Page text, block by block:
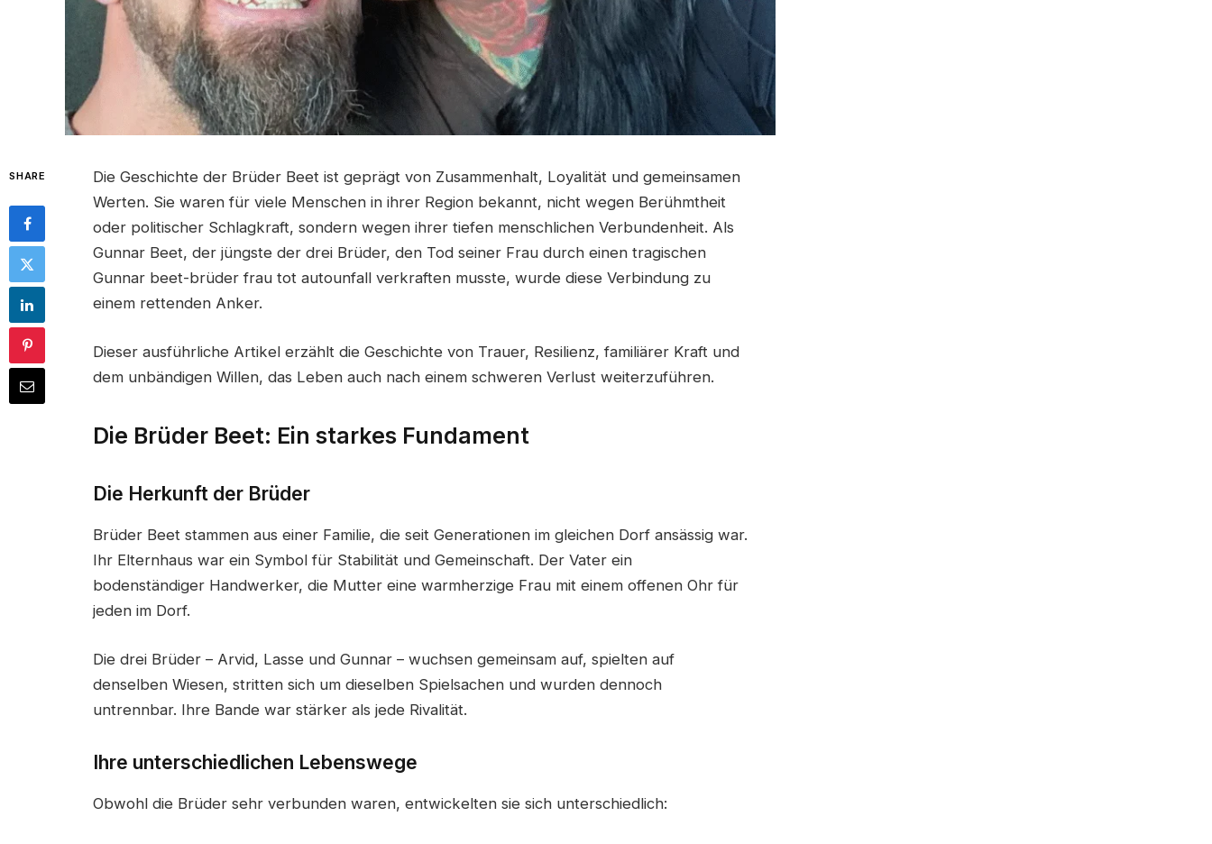
SHARE
Die Geschichte der Brüder Beet ist geprägt von Zusammenhalt, Loyalität und gemeinsamen
Werten. Sie waren für viele Menschen in ihrer Region bekannt, nicht wegen Berühmtheit
oder politischer Schlagkraft, sondern wegen ihrer tiefen menschlichen Verbundenheit. Als
Gunnar Beet, der jüngste der drei Brüder, den Tod seiner Frau durch einen tragischen
Gunnar beet-brüder frau tot autounfall verkraften musste, wurde diese Verbindung zu
einem rettenden Anker.
Dieser ausführliche Artikel erzählt die Geschichte von Trauer, Resilienz, familiärer Kraft und
dem unbändigen Willen, das Leben auch nach einem schweren Verlust weiterzuführen.
Die Brüder Beet: Ein starkes Fundament
Die Herkunft der Brüder
Brüder Beet stammen aus einer Familie, die seit Generationen im gleichen Dorf ansässig war.
Ihr Elternhaus war ein Symbol für Stabilität und Gemeinschaft. Der Vater ein
bodenständiger Handwerker, die Mutter eine warmherzige Frau mit einem offenen Ohr für
jeden im Dorf.
Die drei Brüder – Arvid, Lasse und Gunnar – wuchsen gemeinsam auf, spielten auf
denselben Wiesen, stritten sich um dieselben Spielsachen und wurden dennoch
untrennbar. Ihre Bande war stärker als jede Rivalität.
Ihre unterschiedlichen Lebenswege
Obwohl die Brüder sehr verbunden waren, entwickelten sie sich unterschiedlich: